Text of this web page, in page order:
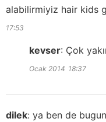
alabilirmiyiz hair kids
17:53
kevser: Çok
Ocak 2014 18:37
dilek: ya ben de bugun